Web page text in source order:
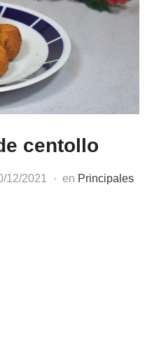
centollo
12/2021 en Principales